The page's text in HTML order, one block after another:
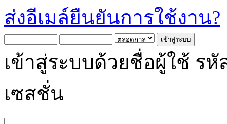
ส่งอีเมล์ยืนยันการใช้งาน?
เข้าสู่ระบบด้วยชื่อผู้ใช้ รหั
เซสชั่น